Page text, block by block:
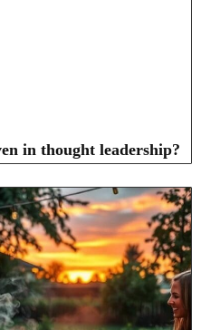
in thought leadership?